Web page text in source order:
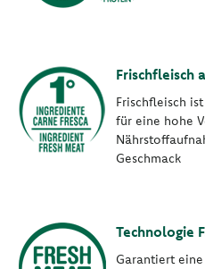
Frischfleisch
Frischfleisch
für eine hohe
Geschmack
Technologie
Garantiert